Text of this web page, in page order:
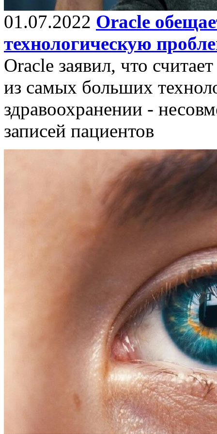
01.07.2022 Oracle
технологическую
Oracle заявил, что
из самых больших
здравоохранении -
записей пациентов